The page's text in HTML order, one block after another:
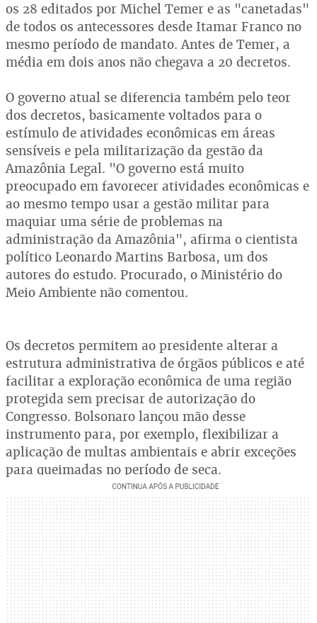
os 28 editados por Michel Temer e as "canetadas"
de todos os antecessores desde Itamar Franco no
mesmo período de mandato. Antes de Temer, a
média em dois anos não chegava a 20 decretos.
O governo atual se diferencia também pelo teor
dos decretos, basicamente voltados para o
estímulo de atividades econômicas em áreas
sensíveis e pela militarização da gestão da
Amazônia Legal. "O governo está muito
preocupado em favorecer atividades econômicas e
ao mesmo tempo usar a gestão militar para
maquiar uma série de problemas na
administração da Amazônia", afirma o cientista
político Leonardo Martins Barbosa, um dos
autores do estudo. Procurado, o Ministério do
Meio Ambiente não comentou.
Os decretos permitem ao presidente alterar a
estrutura administrativa de órgãos públicos e até
facilitar a exploração econômica de uma região
protegida sem precisar de autorização do
Congresso. Bolsonaro lançou mão desse
instrumento para, por exemplo, flexibilizar a
aplicação de multas ambientais e abrir exceções
para queimadas no período de seca.